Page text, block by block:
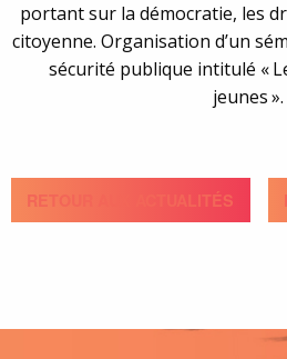
portant sur la démocratie, les
citoyenne. Organisation d’un
sécurité publique intitulé «
jeunes ».
RETOUR AUX ACTUALITÉS